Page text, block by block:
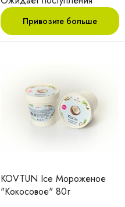
Привозите больше
KOVTUN Ice Мороженое
"Кокосовое" 80г